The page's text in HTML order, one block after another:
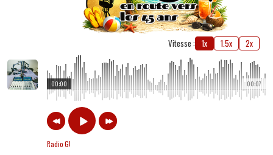
Vitesse : 1x 1.5x 2x
00:07
00:00
Radio G!